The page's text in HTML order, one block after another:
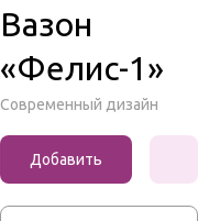
Вазон
«Фелис-1»
Современный дизайн
Добавить
к заказу